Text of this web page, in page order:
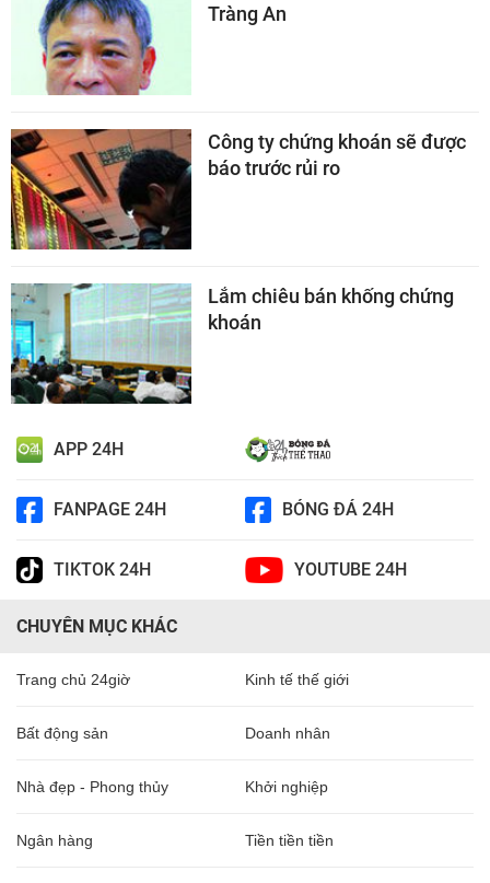
Tràng An
Công ty chứng khoán sẽ được
báo trước rủi ro
Lắm chiêu bán khống chứng
khoán
APP 24H
FANPAGE 24H BÓNG ĐÁ 24H
TIKTOK 24H YOUTUBE 24H
CHUYÊN MỤC KHÁC
Trang chủ 24giờ Kinh tế thế giới
Bất động sản Doanh nhân
Nhà đẹp - Phong thủy Khởi nghiệp
Ngân hàng Tiền tiền tiền